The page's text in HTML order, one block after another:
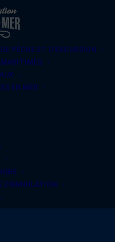
PÊCHE ET D’EXCURSION
MARITIMES
EN MER
D’ANNULATION